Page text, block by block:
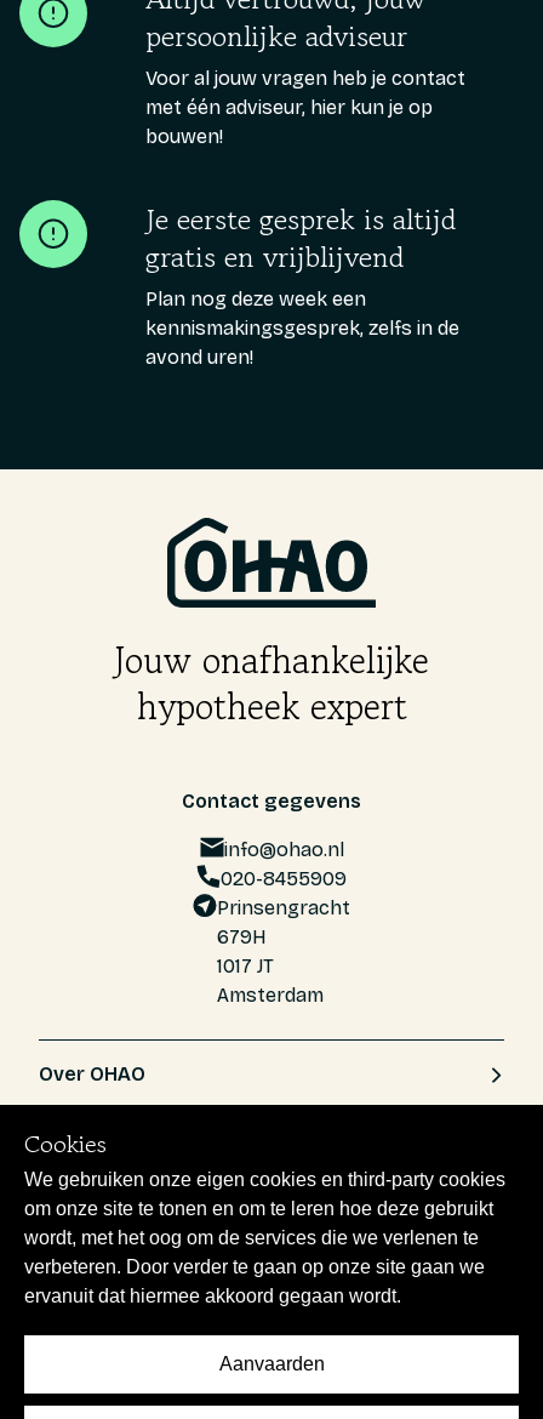
persoonlijke adviseur
Voor al jouw vragen heb je contact
met één adviseur, hier kun je op
bouwen!
Je eerste gesprek is altijd
gratis en vrijblijvend
Plan nog deze week een
kennismakingsgesprek, zelfs in de
avond uren!
Cookies
We gebruiken onze eigen cookies en third-party cookies
om onze site te tonen en om te leren hoe deze gebruikt
wordt, met het oog om de services die we verlenen te
verbeteren. Door verder te gaan op onze site gaan we
ervanuit dat hiermee akkoord gegaan wordt.
Aanvaarden
Jouw onafhankelijke
hypotheek expert
Contact gegevens
info@ohao.nl
020-8455909
Prinsengracht
679H
1017 JT
Amsterdam
Over OHAO
Ondersteuning
Juridisch & Voorwaarden